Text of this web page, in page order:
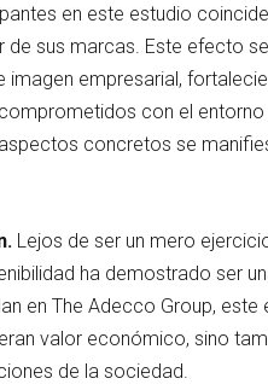
en este estudio
sus marcas. Este efecto
empresarial,
con el entorno
concretos se
Lejos de ser un mero
ha demostrado ser
en The Adecco Group,
valor económico, sino
de la sociedad.